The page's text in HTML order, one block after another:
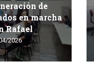
de
en marcha
Rafael
2026